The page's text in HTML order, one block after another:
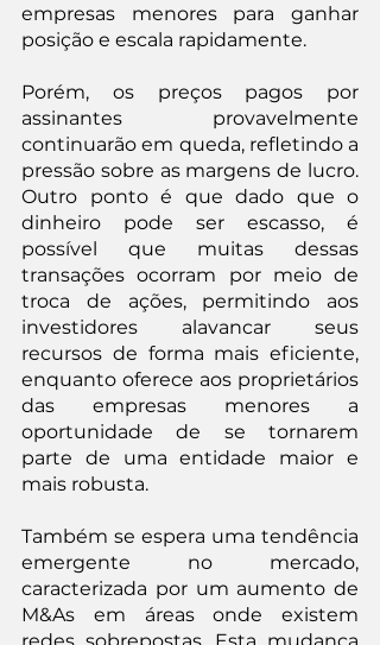
empresas menores para ganhar
posição e escala rapidamente.
Porém, os preços pagos por
assinantes provavelmente
continuarão em queda, refletindo a
pressão sobre as margens de lucro.
Outro ponto é que dado que o
dinheiro pode ser escasso, é
possível que muitas dessas
transações ocorram por meio de
troca de ações, permitindo aos
investidores alavancar seus
recursos de forma mais eficiente,
enquanto oferece aos proprietários
das empresas menores a
oportunidade de se tornarem
parte de uma entidade maior e
mais robusta.
Também se espera uma tendência
emergente no mercado,
caracterizada por um aumento de
M&As em áreas onde existem